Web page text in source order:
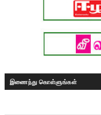
இணைந்து கொள்ளுங்கள்